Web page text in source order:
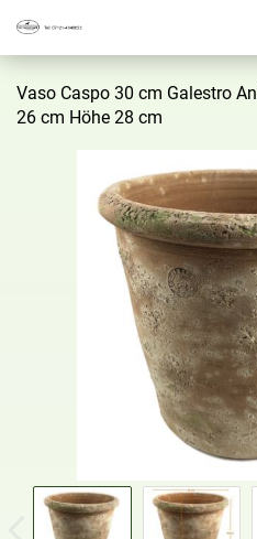
Vaso Caspo 30 cm Ga­les­tro
26 cm Höhe 28 cm